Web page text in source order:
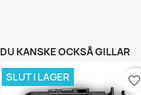
DU KANSKE OCKSÅ GILLAR
SLUT I LAGER favorite_border